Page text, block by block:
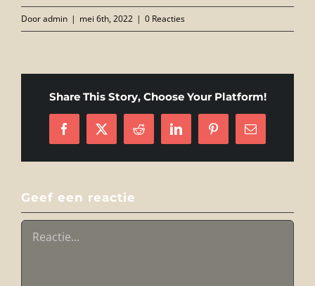
CONTACT
Dooradmin | mei 6th, 2022 | 0 Reacties
Share This Story, Choose Your Platform!
Facebook
X Reddit LinkedInPinterest
E-
mail
Geef een reactie
Reactie